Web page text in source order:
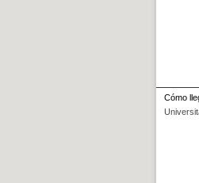
Cómo